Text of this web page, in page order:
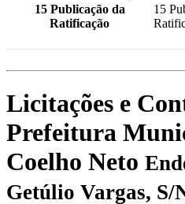
15 Publicação da
Ratificação
15
Licitações e
Prefeitura
Coelho Neto
Getúlio Vargas, S/